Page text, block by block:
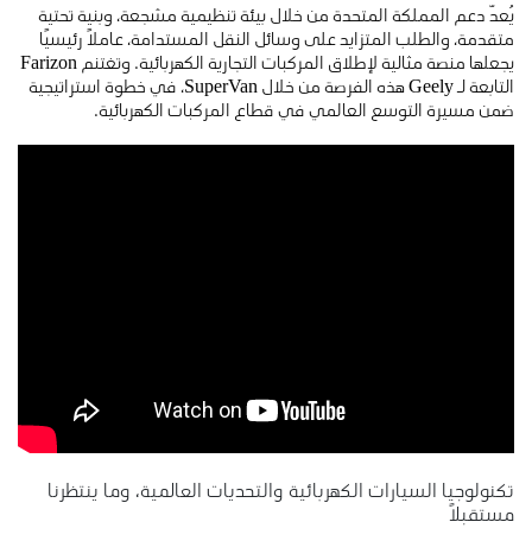
يُعدّ دعم المملكة المتحدة من خلال بيئة تنظيمية مشجعة، وبنية تحتية
متقدمة، والطلب المتزايد على وسائل النقل المستدامة، عاملًا رئيسيًا
يجعلها منصة مثالية لإطلاق المركبات التجارية الكهربائية. وتغتنم Farizon
التابعة لـ Geely هذه الفرصة من خلال SuperVan، في خطوة استراتيجية
ضمن مسيرة التوسع العالمي في قطاع المركبات الكهربائية.
تكنولوجيا السيارات الكهربائية والتحديات العالمية، وما ينتظرنا
مستقبلاً